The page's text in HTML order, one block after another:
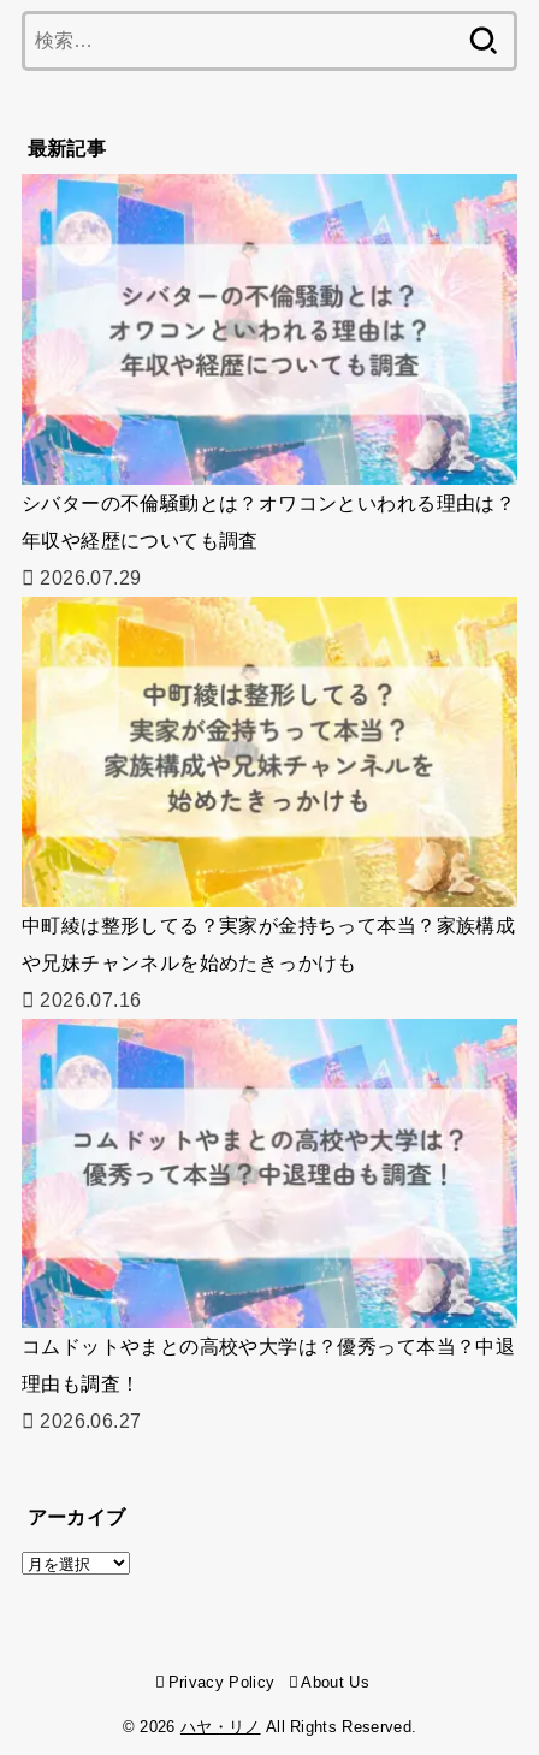
索:
最新記事
シバターの不倫騒動とは？オワコンといわれる理由は？
年収や経歴についても調査
2026.07.29
中町綾は整形してる？実家が金持ちって本当？家族構成
や兄妹チャンネルを始めたきっかけも
2026.07.16
コムドットやまとの高校や大学は？優秀って本当？中退
理由も調査！
2026.06.27
アーカイブ
ア
Privacy Policy About Us
© 2026 ハヤ・リノ All Rights Reserved.